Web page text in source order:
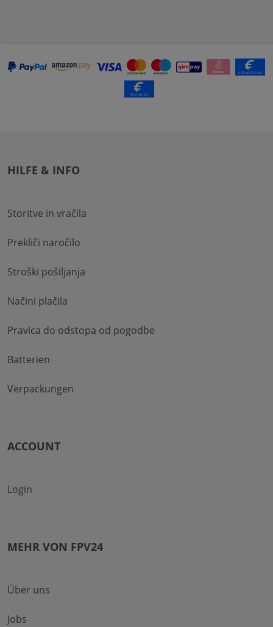
HILFE & INFO
Storitve in vračila
Prekliči naročilo
Stroški pošiljanja
Načini plačila
Pravica do odstopa od pogodbe
Batterien
Verpackungen
ACCOUNT
Login
MEHR VON FPV24
Über uns
Jobs